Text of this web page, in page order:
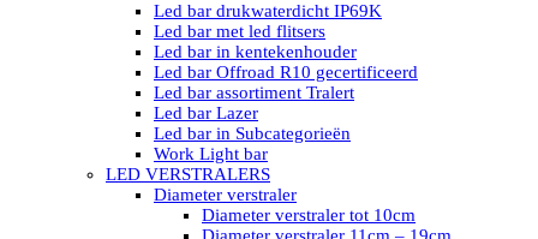
Led bar drukwaterdicht IP69K
Led bar met led flitsers
Led bar in kentekenhouder
Led bar Offroad R10 gecertificeerd
Led bar assortiment Tralert
Led bar Lazer
Led bar in Subcategorieën
Work Light bar
LED VERSTRALERS
Diameter verstraler
Diameter verstraler tot 10cm